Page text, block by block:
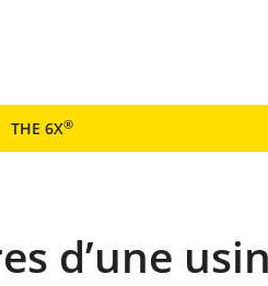
THE 6X®
d’une